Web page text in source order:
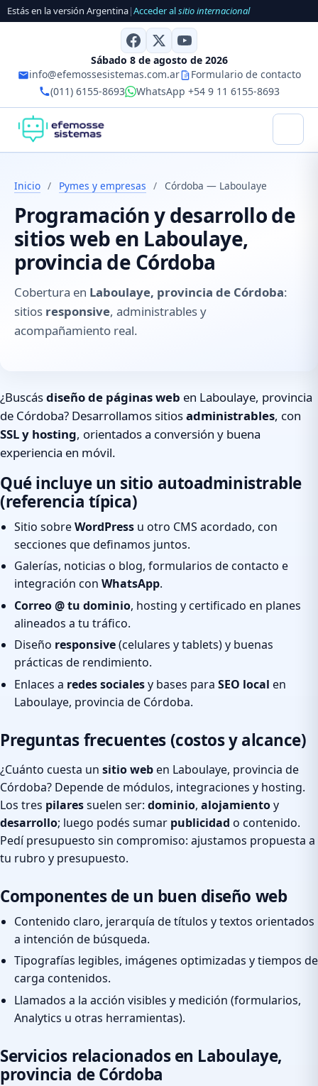
Estás en la versión Argentina|Acceder alsitio internacional
Sábado 8 de agosto de 2026
info@efemossesistemas.com.ar
Formulario de contacto
(011) 6155-8693
WhatsApp +54 9 11 6155-8693
Inicio / Pymes y empresas / Córdoba — Laboulaye
Programación y desarrollo de
sitios web en Laboulaye,
provincia de Córdoba
Cobertura en Laboulaye, provincia de Córdoba:
sitios responsive, administrables y
acompañamiento real.
¿Buscásdiseño de páginas web en Laboulaye, provincia
de Córdoba? Desarrollamos sitiosadministrables, con
SSL y hosting, orientados a conversión y buena
experiencia en móvil.
Qué incluye un sitio autoadministrable
(referencia típica)
Sitio sobreWordPress u otro CMS acordado, con
secciones que definamos juntos.
Galerías, noticias o blog, formularios de contacto e
integración con WhatsApp.
Correo @ tu dominio, hosting y certificado en planes
alineados a tu tráfico.
Diseño responsive(celulares y tablets) y buenas
prácticas de rendimiento.
Enlaces a redes socialesy bases para SEO local en
Laboulaye, provincia de Córdoba.
Preguntas frecuentes (costos y alcance)
¿Cuánto cuesta un sitio weben Laboulaye, provincia de
Córdoba? Depende de módulos, integraciones y hosting.
Los tres pilaressuelen ser: dominio, alojamientoy
desarrollo; luego podés sumar publicidad o contenido.
Pedí presupuesto sin compromiso: ajustamos propuesta a
tu rubro y presupuesto.
Componentes de un buen diseño web
Contenido claro, jerarquía de títulos y textos orientados
a intención de búsqueda.
Tipografías legibles, imágenes optimizadas y tiempos de
carga contenidos.
Llamados a la acción visibles y medición (formularios,
Analytics u otras herramientas).
Servicios relacionados en Laboulaye,
provincia de Córdoba